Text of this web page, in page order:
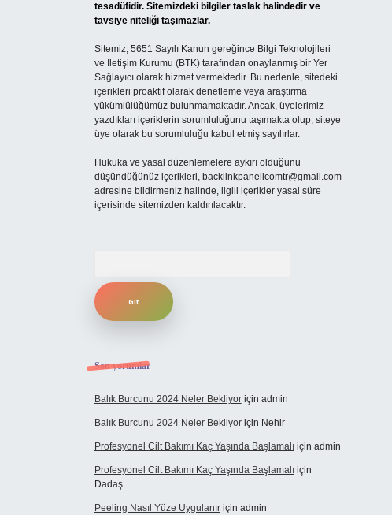
tesadüfidir. Sitemizdeki bilgiler taslak halindedir ve
tavsiye niteliği taşımazlar.
Sitemiz, 5651 Sayılı Kanun gereğince Bilgi Teknolojileri
ve İletişim Kurumu (BTK) tarafından onaylanmış bir Yer
Sağlayıcı olarak hizmet vermektedir. Bu nedenle, sitedeki
içerikleri proaktif olarak denetleme veya araştırma
yükümlülüğümüz bulunmamaktadır. Ancak, üyelerimiz
yazdıkları içeriklerin sorumluluğunu taşımakta olup, siteye
üye olarak bu sorumluluğu kabul etmiş sayılırlar.
Hukuka ve yasal düzenlemelere aykırı olduğunu
düşündüğünüz içerikleri, backlinkpanelicomtr@gmail.com
adresine bildirmeniz halinde, ilgili içerikler yasal süre
içerisinde sitemizden kaldırılacaktır.
Son yorumlar
Balık Burcunu 2024 Neler Bekliyoriçin admin
Balık Burcunu 2024 Neler Bekliyoriçin Nehir
Profesyonel Cilt Bakımı Kaç Yaşında Başlamalıiçin admin
Profesyonel Cilt Bakımı Kaç Yaşında Başlamalıiçin
Dadaş
Peeling Nasıl Yüze Uygulanıriçin admin